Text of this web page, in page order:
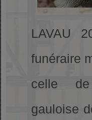
LAVAU
funéraire
celle
gauloise